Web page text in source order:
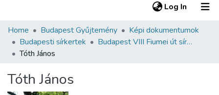
Log In (current)
Communities & Collections
All of DSpace
About us
Home Budapest Gyűjtemény
Képi dokumentumok
Budapesti sírkertek
Budapest VIII Fiumei út sírkert 2. rész
Tóth János
Tóth János